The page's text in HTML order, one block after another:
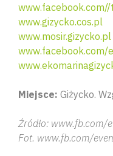
www.gizycko.cos.pl
www.mosir.gizycko.pl
www.facebook.com/
Miejsce: Giżycko.
Źródło: www.fb.com/
Fot. www.fb.com/